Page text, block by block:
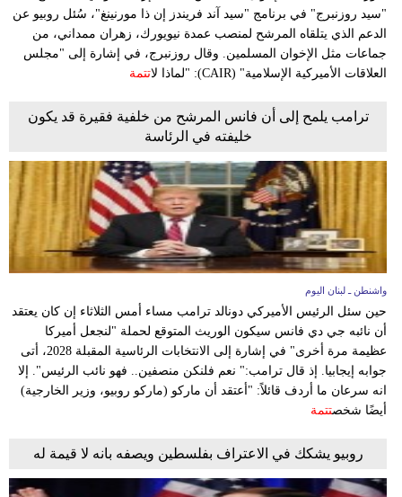
"سيد روزنبرج" في برنامج "سيد آند فريندز إن ذا مورنينغ"، سُئل روبيو عن
الدعم الذي يتلقاه المرشح لمنصب عمدة نيويورك، زهران ممداني، من
جماعات مثل الإخوان المسلمين. وقال روزنبرج، في إشارة إلى "مجلس
العلاقات الأميركية الإسلامية" (CAIR): "لماذا لا
تتمة
ترامب يلمح إلى أن فانس المرشح من خلفية فقيرة قد يكون
خليفته في الرئاسة
واشنطن ـ لبنان اليوم
حين سئل الرئيس الأميركي دونالد ترامب مساء أمس الثلاثاء إن كان يعتقد
أن نائبه جي دي فانس سيكون الوريث المتوقع لحملة "لنجعل أميركا
عظيمة مرة أخرى" في إشارة إلى الانتخابات الرئاسية المقبلة 2028، أتى
جوابه إيجابيا. إذ قال ترامب:" نعم فلنكن منصفين.. فهو نائب الرئيس". إلا
انه سرعان ما أردف قائلاً: "أعتقد أن ماركو (ماركو روبيو، وزير الخارجية)
أيضًا شخصتتمة
روبيو يشكك في الاعتراف بفلسطين ويصفه بانه لا قيمة له